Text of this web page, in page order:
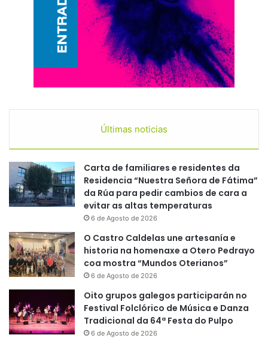
Últimas noticias
Carta de familiares e residentes da
Residencia “Nuestra Señora de Fátima”
da Rúa para pedir cambios de cara a
evitar as altas temperaturas
6 de Agosto de 2026
O Castro Caldelas une artesanía e
historia na homenaxe a Otero Pedrayo
coa mostra “Mundos Oterianos”
6 de Agosto de 2026
Oito grupos galegos participarán no
Festival Folclórico de Música e Danza
Tradicional da 64ª Festa do Pulpo
6 de Agosto de 2026